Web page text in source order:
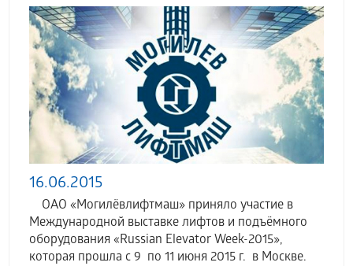
16.06.2015
ОАО «Могилёвлифтмаш» приняло участие в
Международной выставке лифтов и подъёмного
оборудования «Russian Elevator Week-2015»,
которая прошла с 9 по 11 июня 2015 г. в Москве.